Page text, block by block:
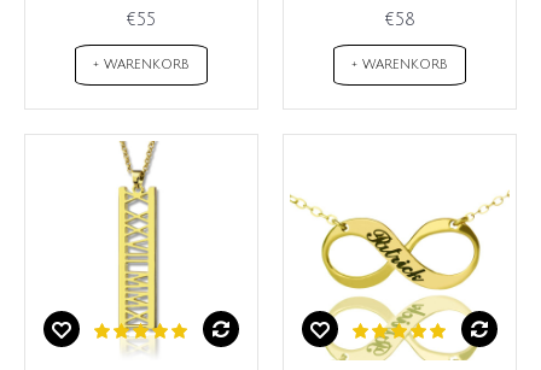
€55
+ WARENKORB
€58
+ WARENKORB